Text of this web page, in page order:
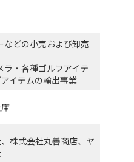
などの小売および卸売
ラ・各種ゴルフアイテ
イテムの輸出事業
株式会社丸善商店、ヤ